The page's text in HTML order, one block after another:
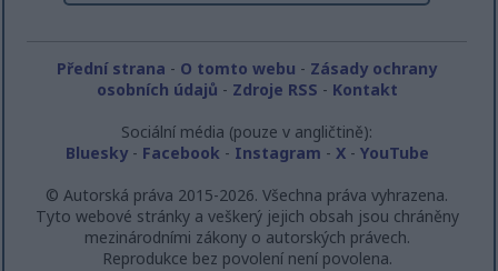
Přední strana - O tomto webu - Zásady ochrany
osobních údajů - Zdroje RSS - Kontakt
Sociální média (pouze v angličtině):
Bluesky- Facebook - Instagram - X- YouTube
© Autorská práva 2015-2026. Všechna práva vyhrazena.
Tyto webové stránky a veškerý jejich obsah jsou chráněny
mezinárodními zákony o autorských právech.
Reprodukce bez povolení není povolena.